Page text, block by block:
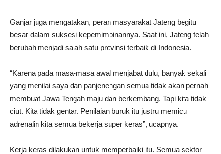
Ganjar juga mengatakan, peran masyarakat Jateng begitu
besar dalam suksesi kepemimpinannya. Saat ini, Jateng telah
berubah menjadi salah satu provinsi terbaik di Indonesia.
“Karena pada masa-masa awal menjabat dulu, banyak sekali
yang menilai saya dan panjenengan semua tidak akan pernah
membuat Jawa Tengah maju dan berkembang. Tapi kita tidak
ciut. Kita tidak gentar. Penilaian buruk itu justru memicu
adrenalin kita semua bekerja super keras”, ucapnya.
Kerja keras dilakukan untuk memperbaiki itu. Semua sektor